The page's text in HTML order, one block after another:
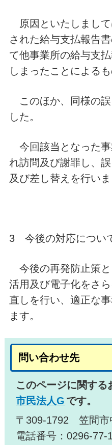
原因といたしまして
された給与支払報告
て他事業所の給与支
しまったことによる
このほか、同様の誤
した。
今回該当となった
れ訪問及び謝罪し、
及び差し替えを行いま
3 今後の対応につい
今後の再発防止策と
活用及び電子化をさ
直しを行い、適正な
ます。
問い合わせ先
このページに関する
市民法人G です。
〒309-1792 笠間市
電話番号：0296-